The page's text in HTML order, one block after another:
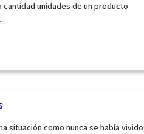
cantidad unidades de un producto
situación como nunca se había vivido